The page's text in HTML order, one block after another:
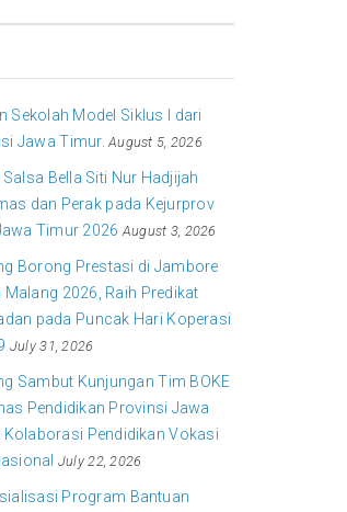
Sekolah Model Siklus I dari
Jawa Timur. August 5, 2026
Bella Siti Nur Hadjijah
dan Perak pada Kejurprov
Timur 2026 August 3, 2026
Borong Prestasi di Jambore
2026, Raih Predikat
pada Puncak Hari Koperasi
July 31, 2026
Sambut Kunjungan Tim BOKE
Pendidikan Provinsi Jawa
Pendidikan Vokasi
July 22, 2026
Program Bantuan